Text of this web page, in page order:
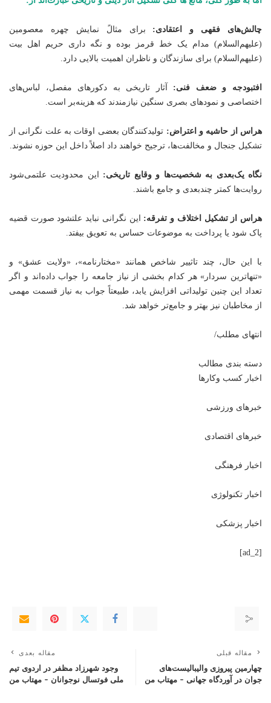
چالش‌های فقهی و اعتقادی: برای مثالً نمایش چهره معصومین
(علیهم‌السلام) مدام یک خط قرمز بوده و نگه داری حریم اهل بیت
(علیهم‌السلام) برای سازندگان و ناظران اهمیت بالایی دارد.
افتبودجه و ضعف فنی: آثار تاریخی به دکورهای مفصل، لباس‌های
اختصاصی و نمود‌های بصری سنگین نیازمندند که هزینه‌بر است.
هراس از حاشیه و اعتراض: تولیدکنندگان بعضی اوقات به علت نگرانی از
تشکیل جنجال و مخالفت‌ها، ترجیح خواهند داد اصلاً داخل این حوزه نشوند.
نگاه یک‌بعدی به شخصیت‌ها و وقایع تاریخی: این محدودیت علتمی‌شود
روایت‌ها کمتر چندبعدی و جامع باشند.
هراس از تشکیل اختلاف و تفرقه: این نگرانی نباید علتشود صورت قضیه
پاک شود یا پرداخت به موضوعات حساس به تعویق بیفتد.
با این حال، چند تاثییر شاخص همانند «مختارنامه»، «ولایت عشق» و
«تنهاترین سردار» هر کدام بخشی از نیاز جامعه را جواب داده‌اند و اگر
تعداد این چنین تولیداتی افزایش یابد، طبیعتاً جواب به نیاز قسمت مهمی
از مخاطبان نیز بهتر و جامع‌تر خواهد شد.
انتهای مطلب/
دسته بندی مطالب
اخبار کسب وکارها
خبرهای ورزشی
خبرهای اقتصادی
اخبار فرهنگی
اخبار تکنولوژی
اخبار پزشکی
[ad_2]
مقاله قبلی
چهارمین پیروزی والیبالیست‌های
جوان در آوردگاه جهانی – مهتاب من
مقاله بعدی
وجود شهرزاد مظفر در اردوی تیم
ملی فوتسال نوجوانان – مهتاب من